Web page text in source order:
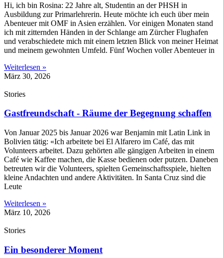
Hi, ich bin Rosina: 22 Jahre alt, Studentin an der PHSH in
Ausbildung zur Primarlehrerin. Heute möchte ich euch über mein
Abenteuer mit OMF in Asien erzählen. Vor einigen Monaten stand
ich mit zitternden Händen in der Schlange am Zürcher Flughafen
und verabschiedete mich mit einem letzten Blick von meiner Heimat
und meinem gewohnten Umfeld. Fünf Wochen voller Abenteuer in
Weiterlesen »
März 30, 2026
Stories
Gastfreundschaft - Räume der Begegnung schaffen
Von Januar 2025 bis Januar 2026 war Benjamin mit Latin Link in
Bolivien tätig: «Ich arbeitete bei El Alfarero im Café, das mit
Volunteers arbeitet. Dazu gehörten alle gängigen Arbeiten in einem
Café wie Kaffee machen, die Kasse bedienen oder putzen. Daneben
betreuten wir die Volunteers, spielten Gemeinschaftsspiele, hielten
kleine Andachten und andere Aktivitäten. In Santa Cruz sind die
Leute
Weiterlesen »
März 10, 2026
Stories
Ein besonderer Moment